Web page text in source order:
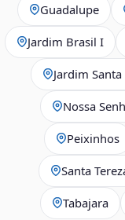
Guadalupe
Jardim Brasil I
Jardim Santa
Nossa
Peixinhos
Santa
Tabajara